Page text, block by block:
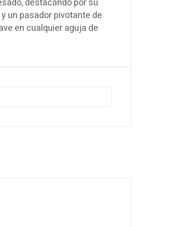
destacando por su
un pasador pivotante de
en cualquier aguja de